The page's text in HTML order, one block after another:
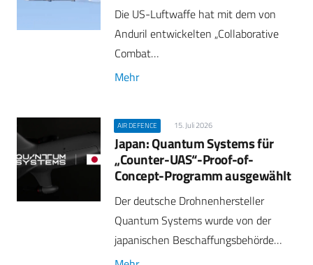
Die US-Luftwaffe hat mit dem von
Anduril entwickelten „Collaborative
Combat…
Mehr
AIR DEFENCE 15. Juli 2026
Japan: Quantum Systems für
„Counter-UAS“-Proof-of-
Concept-Programm ausgewählt
Der deutsche Drohnenhersteller
Quantum Systems wurde von der
japanischen Beschaffungsbehörde…